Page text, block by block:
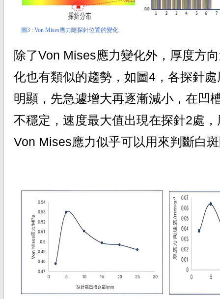
圖3 : Von Mises應力隨探針位置的變化
除了Von Mises應力變化外，厚度方
化也有類似的趨勢，如圖4，各探針
明顯，先急遽增大再逐漸減小，在凹
不穩定，速度最大值出現在探針2處
Von Mises應力似乎可以用來判斷白